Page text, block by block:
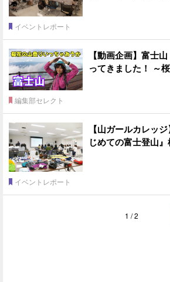
イベントレポート
【動画企画】富士
ってきました！ ～
編集部セレクト
【山ガールカレッ
じめての富士登山
イベントレポート
1 / 2